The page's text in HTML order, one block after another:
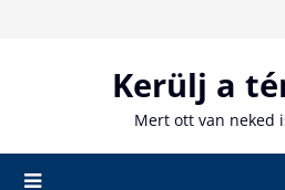
Kerülj a
Mert ott van neked